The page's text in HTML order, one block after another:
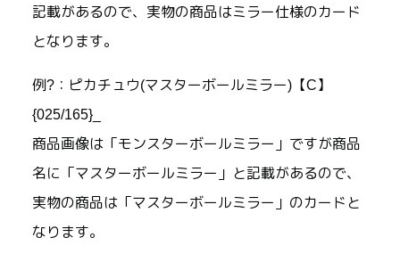
記載があるので、実物の商品はミラー仕様のカード
となります。
例?：ピカチュウ(マスターボールミラー)【C】
{025/165}_
商品画像は「モンスターボールミラー」ですが商品
名に「マスターボールミラー」と記載があるので、
実物の商品は「マスターボールミラー」のカードと
なります。